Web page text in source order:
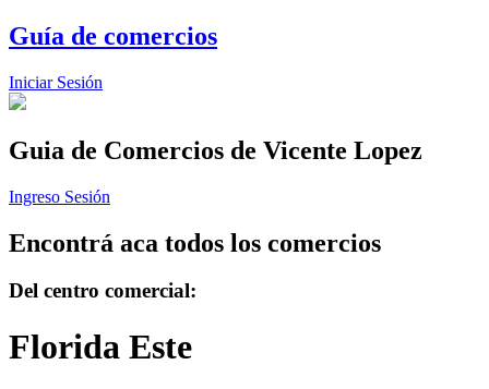
Guía de comercios
Iniciar Sesión
Guia de Comercios de Vicente Lopez
Ingreso Sesión
Encontrá aca todos los comercios
Del centro comercial:
Florida Este